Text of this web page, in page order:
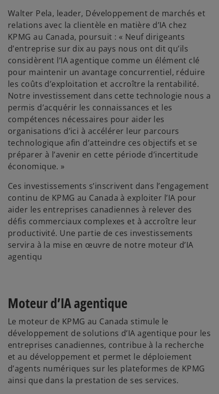
Walter Pela, leader, Développement de marchés et
relations avec la clientèle en matière d’IA chez
KPMG au Canada, poursuit : « Neuf dirigeants
d’entreprise sur dix au pays nous ont dit qu’ils
considèrent l’IA agentique comme un élément clé
pour maintenir un avantage concurrentiel, réduire
les coûts d’exploitation et accroître la rentabilité.
Notre investissement dans cette technologie nous a
permis d’acquérir les connaissances et les
compétences nécessaires pour aider les
organisations d’ici à accélérer leur parcours
technologique afin d’atteindre ces objectifs et se
préparer à l’avenir en cette période d’incertitude
économique. »
Ces investissements s’inscrivent dans l’engagement
continu de KPMG au Canada à exploiter l’IA pour
aider les entreprises canadiennes à relever des
défis commerciaux complexes et à accroître leur
productivité. Une partie de ces investissements
servira à la mise en œuvre de notre moteur d’IA
agentiqu
Moteur d’IA agentique
Le moteur de KPMG au Canada stimule le
développement de solutions d’IA agentique pour les
entreprises canadiennes, contribue à la recherche
et au développement et permet le déploiement
d’agents numériques sur les plateformes de KPMG
ainsi que dans la prestation de ses services.